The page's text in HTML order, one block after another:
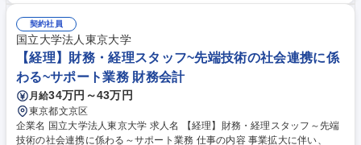
歓迎【経理担当者】映画・アニメ・演劇のエンタメ企業/リモート可
契約社員
国立大学法人東京大学
【経理】財務・経理スタッフ~先端技術の社会連携に係
わる~サポート業務 財務会計
月給34万円～43万円
東京都文京区
企業名 国立大学法人東京大学 求人名 【経理】財務・経理スタッフ～先端
技術の社会連携に係わる～サポート業務 仕事の内容 事業拡大に伴い、